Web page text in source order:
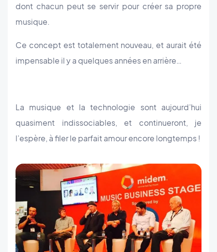
dont chacun peut se servir pour créer sa propre
musique.
Ce concept est totalement nouveau, et aurait été
impensable il y a quelques années en arrière…
La musique et la technologie sont aujourd’hui
quasiment indissociables, et continueront, je
l’espère, à filer le parfait amour encore longtemps !